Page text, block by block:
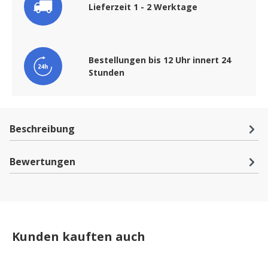
Lieferzeit 1 - 2 Werktage
Bestellungen bis 12 Uhr innert 24
Stunden
Beschreibung
Bewertungen
Kunden kauften auch